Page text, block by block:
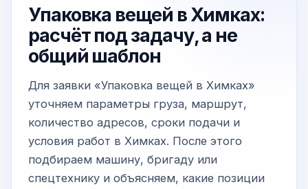
Упаковка вещей в Химках:
расчёт под задачу, а не
общий шаблон
Для заявки «Упаковка вещей в Химках»
уточняем параметры груза, маршрут,
количество адресов, сроки подачи и
условия работ в Химках. После этого
подбираем машину, бригаду или
спецтехнику и объясняем, какие позиции